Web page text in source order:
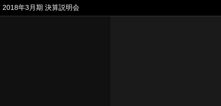
2018年3月期 決算説明会